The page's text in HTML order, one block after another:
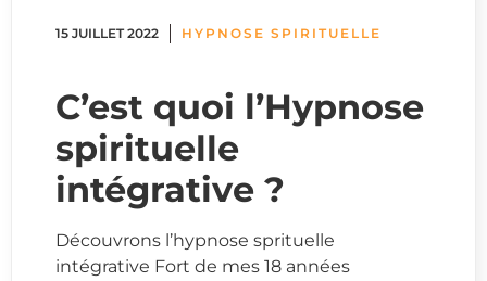
15 JUILLET 2022 HYPNOSE SPIRITUELLE
C’est quoi l’Hypnose
spirituelle
intégrative ?
Découvrons l’hypnose sprituelle
intégrative Fort de mes 18 années